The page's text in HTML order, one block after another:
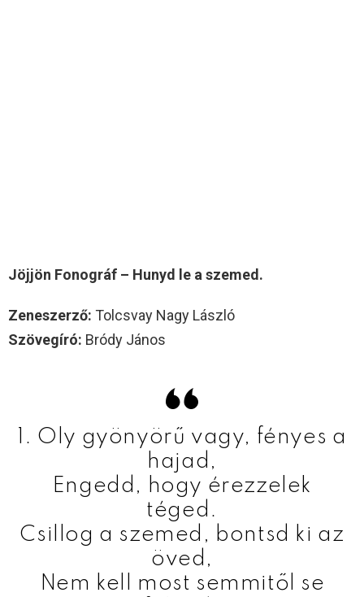
Jöjjön Fonográf – Hunyd le a szemed.
Zeneszerző: Tolcsvay Nagy László
Szövegíró: Bródy János
1. Oly gyönyörű vagy, fényes a
hajad,
Engedd, hogy érezzelek
téged.
Csillog a szemed, bontsd ki az
öved,
Nem kell most semmitől se